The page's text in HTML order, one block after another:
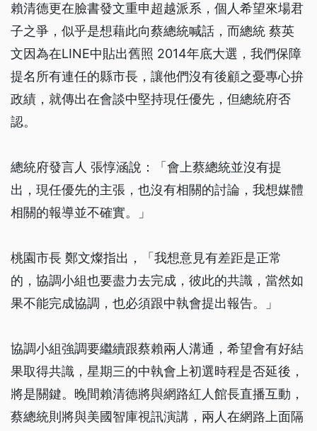
賴清德更在臉書發文重申超越派系，個人希望來場君
子之爭，似乎是想藉此向蔡總統喊話，而總統 蔡英
文因為在LINE中貼出舊照 2014年底大選，我們保障
提名所有連任的縣市長，讓他們沒有後顧之憂專心拚
政績，就傳出在會談中堅持現任優先，但總統府否
認。
總統府發言人 張惇涵說：「會上蔡總統並沒有提
出，現任優先的主張，也沒有相關的討論，我想媒體
相關的報導並不確實。」
桃園市長 鄭文燦指出，「我想意見有差距是正常
的，協調小組也要盡力去完成，彼此的共識，當然如
果不能完成協調，也必須跟中執會提出報告。」
協調小組強調要繼續跟蔡賴兩人溝通，希望會有好結
果取得共識，星期三的中執會上初選時程是否延後，
將是關鍵。晚間賴清德將與網路紅人館長直播互動，
蔡總統則將與美國智庫視訊演講，兩人在網路上面隔